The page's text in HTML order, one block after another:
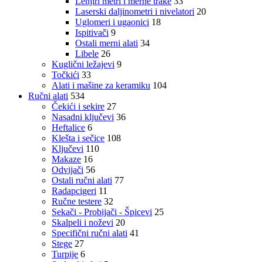
Laserski daljinometri i nivelatori 20
Uglomeri i ugaonici 18
Ispitivači 9
Ostali merni alati 34
Libele 26
Kuglični ležajevi 9
Točkići 33
Alati i mašine za keramiku 104
Ručni alati 534
Čekići i sekire 27
Nasadni ključevi 36
Heftalice 6
Klešta i sečice 108
Ključevi 110
Makaze 16
Odvijači 56
Ostali ručni alati 77
Radapcigeri 11
Ručne testere 32
Sekači - Probijači - Špicevi 25
Skalpeli i noževi 20
Specifični ručni alati 41
Stege 27
Turpije 6